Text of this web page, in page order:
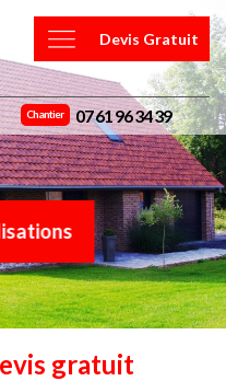
Devis Gratuit
Chantier 07 61 96 34 39
gratuit